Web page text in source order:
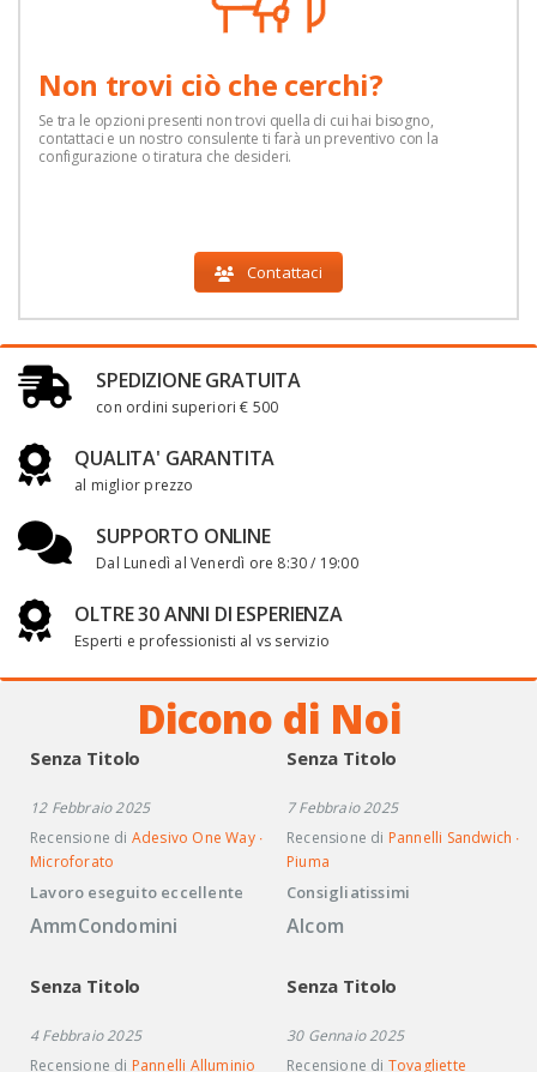
Non trovi ciò che cerchi?
Se tra le opzioni presenti non trovi quella di cui hai bisogno,
contattaci e un nostro consulente ti farà un preventivo con la
configurazione o tiratura che desideri.
Contattaci
SPEDIZIONE GRATUITA
con ordini superiori € 500
QUALITA' GARANTITA
al miglior prezzo
SUPPORTO ONLINE
Dal Lunedì al Venerdì ore 8:30 / 19:00
OLTRE 30 ANNI DI ESPERIENZA
Esperti e professionisti al vs servizio
Dicono di Noi
Senza Titolo
12 Febbraio 2025
Recensione di Adesivo One Way ∙
Microforato
Lavoro eseguito eccellente
AmmCondomini
Senza Titolo
7 Febbraio 2025
Recensione di Pannelli Sandwich ∙
Piuma
Consigliatissimi
Alcom
Senza Titolo
4 Febbraio 2025
Recensione di Pannelli Alluminio
Senza Titolo
30 Gennaio 2025
Recensione di Tovagliette